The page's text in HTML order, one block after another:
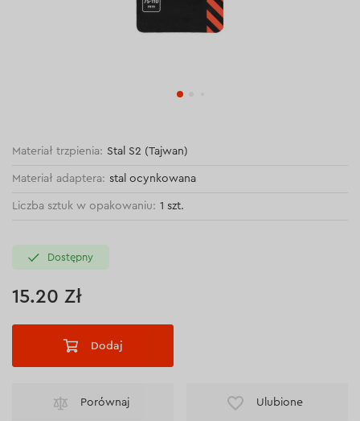
Materiał trzpienia: Stal S2 (Tajwan)
Materiał adaptera: stal ocynkowana
Liczba sztuk w opakowaniu: 1 szt.
Dostępny
15.20 Zł
Dodaj
Porównaj Ulubione